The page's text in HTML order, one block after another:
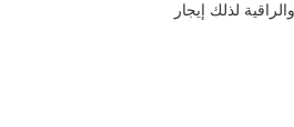
لذلك إيجار